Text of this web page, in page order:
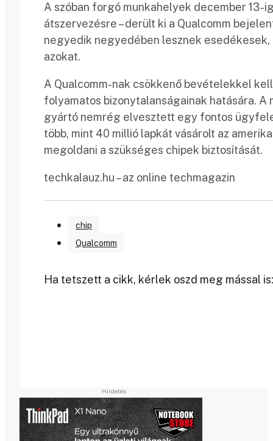
A szóban forgó munkahelyek december 13-
átszervezésre – derült ki a Qualcomm
negyedik negyedében lesznek
azokat.
A Qualcomm-nak csökkenő bevételekkel
folyamatos bizonytalanságainak hatására. A
gyártó nemrég elvesztett egy fontos
több, mint 40 millió lapkát vásárolt az
megoldani a szükséges chipek biztosítását.
techkalauz.hu – az online techmagazin
chip
Qualcomm
Ha tetszett a cikk, kérlek oszd meg mással is: